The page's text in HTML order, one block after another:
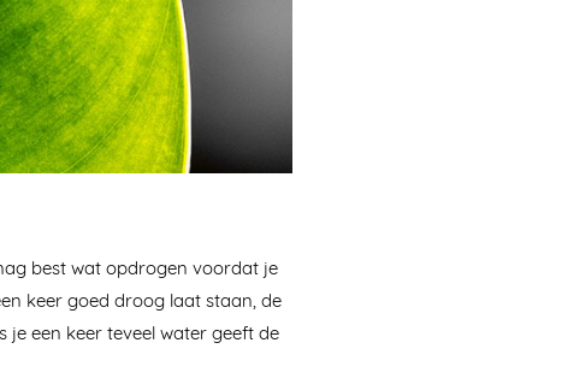
best wat opdrogen voordat je
keer goed droog laat staan, de
een keer teveel water geeft de